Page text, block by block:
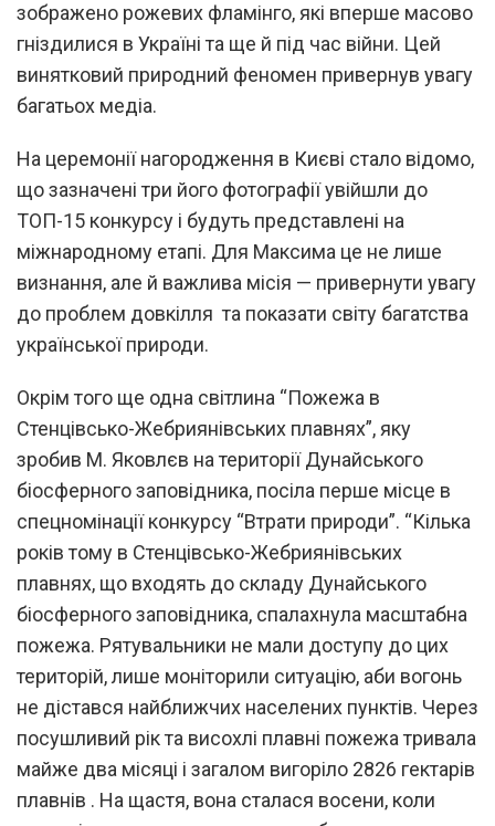
зображено рожевих фламінго, які вперше масово
гніздилися в Україні та ще й під час війни. Цей
винятковий природний феномен привернув увагу
багатьох медіа.
На церемонії нагородження в Києві стало відомо,
що зазначені три його фотографії увійшли до
ТОП-15 конкурсу і будуть представлені на
міжнародному етапі. Для Максима це не лише
визнання, але й важлива місія — привернути увагу
до проблем довкілля та показати світу багатства
української природи.
Окрім того ще одна світлина “Пожежа в
Стенцівсько-Жебриянівських плавнях”, яку
зробив М. Яковлєв на території Дунайського
біосферного заповідника, посіла перше місце в
спецномінації конкурсу “Втрати природи”. “Кілька
років тому в Стенцівсько-Жебриянівських
плавнях, що входять до складу Дунайського
біосферного заповідника, спалахнула масштабна
пожежа. Рятувальники не мали доступу до цих
територій, лише моніторили ситуацію, аби вогонь
не дістався найближчих населених пунктів. Через
посушливий рік та висохлі плавні пожежа тривала
майже два місяці і загалом вигоріло 2826 гектарів
плавнів . На щастя, вона сталася восени, коли